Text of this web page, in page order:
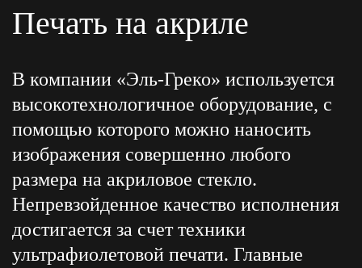
Печать на акриле
В компании «Эль-Греко» используется
высокотехнологичное оборудование, с
помощью которого можно наносить
изображения совершенно любого
размера на акриловое стекло.
Непревзойденное качество исполнения
достигается за счет техники
ультрафиолетовой печати. Главные